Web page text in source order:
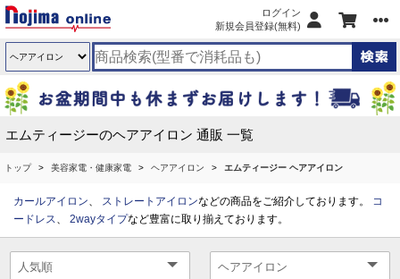
ログイン
新規会員登録(無料)
エムティージーのヘアアイロン 通販 一覧
トップ 美容家電・健康家電 ヘアアイロン エムティージー ヘアアイロン
カールアイロン、 ストレートアイロンなどの商品をご紹介しております。 コ
ードレス、 2wayタイプなど豊富に取り揃えております。